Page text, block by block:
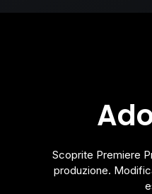
Scoprite Premiere
produzione.